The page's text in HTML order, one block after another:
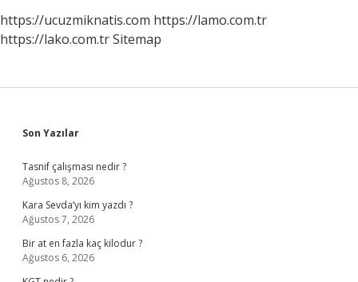
https://ucuzmiknatis.com https://lamo.com.tr
https://lako.com.trSitemap
Sidebar
Son Yazılar
Tasnif çalışması nedir ?
Ağustos 8, 2026
Kara Sevda’yı kim yazdı ?
Ağustos 7, 2026
Bir at en fazla kaç kilodur ?
Ağustos 6, 2026